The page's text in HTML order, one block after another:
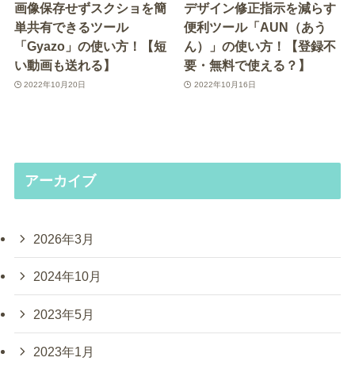
画像保存せずスクショを簡
単共有できるツール
「Gyazo」の使い方！【短
い動画も送れる】
2022年10月20日
デザイン修正指示を減らす
便利ツール「AUN（あう
ん）」の使い方！【登録不
要・無料で使える？】
2022年10月16日
アーカイブ
2026年3月
2024年10月
2023年5月
2023年1月